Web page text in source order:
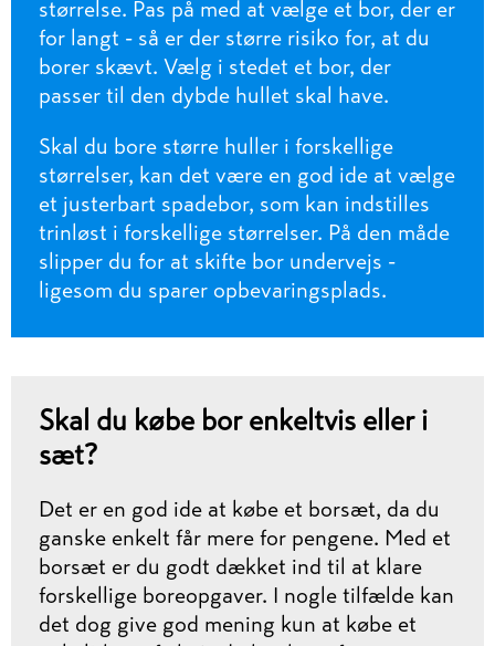
størrelse. Pas på med at vælge et bor, der er
for langt - så er der større risiko for, at du
borer skævt. Vælg i stedet et bor, der
passer til den dybde hullet skal have.
Skal du bore større huller i forskellige
størrelser, kan det være en god ide at vælge
et justerbart spadebor, som kan indstilles
trinløst i forskellige størrelser. På den måde
slipper du for at skifte bor undervejs -
ligesom du sparer opbevaringsplads.
Skal du købe bor enkeltvis eller i
sæt?
Det er en god ide at købe et borsæt, da du
ganske enkelt får mere for pengene. Med et
borsæt er du godt dækket ind til at klare
forskellige boreopgaver. I nogle tilfælde kan
det dog give god mening kun at købe et